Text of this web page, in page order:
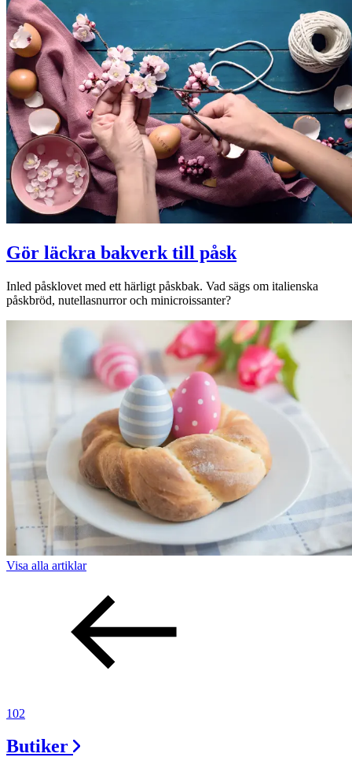
Gör läckra bakverk till påsk
Inled påsklovet med ett härligt påskbak. Vad sägs om italienska
påskbröd, nutellasnurror och minicroissanter?
Visa alla artiklar
102
Butiker